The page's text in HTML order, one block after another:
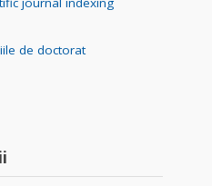
de doctorat